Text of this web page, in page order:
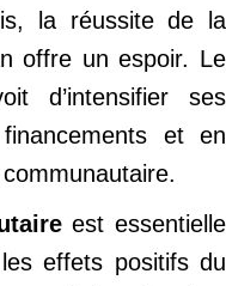
la réussite de la
offre un espoir. Le
d’intensifier ses
et en
est essentielle
effets positifs du